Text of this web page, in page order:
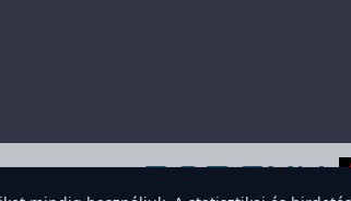
A weboldal sütiket használ a